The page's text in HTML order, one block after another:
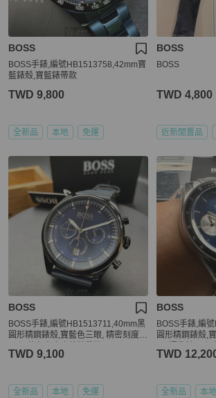
BOSS
BOSS手錶,編號HB1513758,42mm寶
藍錶殼,寶藍錶帶款
TWD 9,800
全新品 本地 免運
BOSS
BOSS
TWD 4,800
近新閒置品
BOSS
BOSS手錶,編號HB1513711,40mm黑
圓形精鋼錶殼,寶藍色三眼, 精密刻度錶
TWD 9,100
全新品 本地 免運
BOSS
BOSS手錶,編
圓形精鋼錶殼,
TWD
全新品 本地